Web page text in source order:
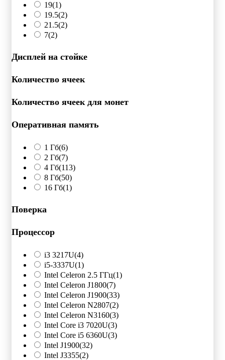
19(1)
19.5(2)
21.5(2)
7(2)
Дисплей на стойке
Количество ячеек
Количество ячеек для монет
Оперативная память
1 Гб(6)
2 Гб(7)
4 Гб(113)
8 Гб(50)
16 Гб(1)
Поверка
Процессор
i3 3217U(4)
i5-3337U(1)
Intel Celeron 2.5 ГГц(1)
Intel Celeron J1800(7)
Intel Celeron J1900(33)
Intel Celeron N2807(2)
Intel Celeron N3160(3)
Intel Core i3 7020U(3)
Intel Core i5 6360U(3)
Intel J1900(32)
Intel J3355(2)